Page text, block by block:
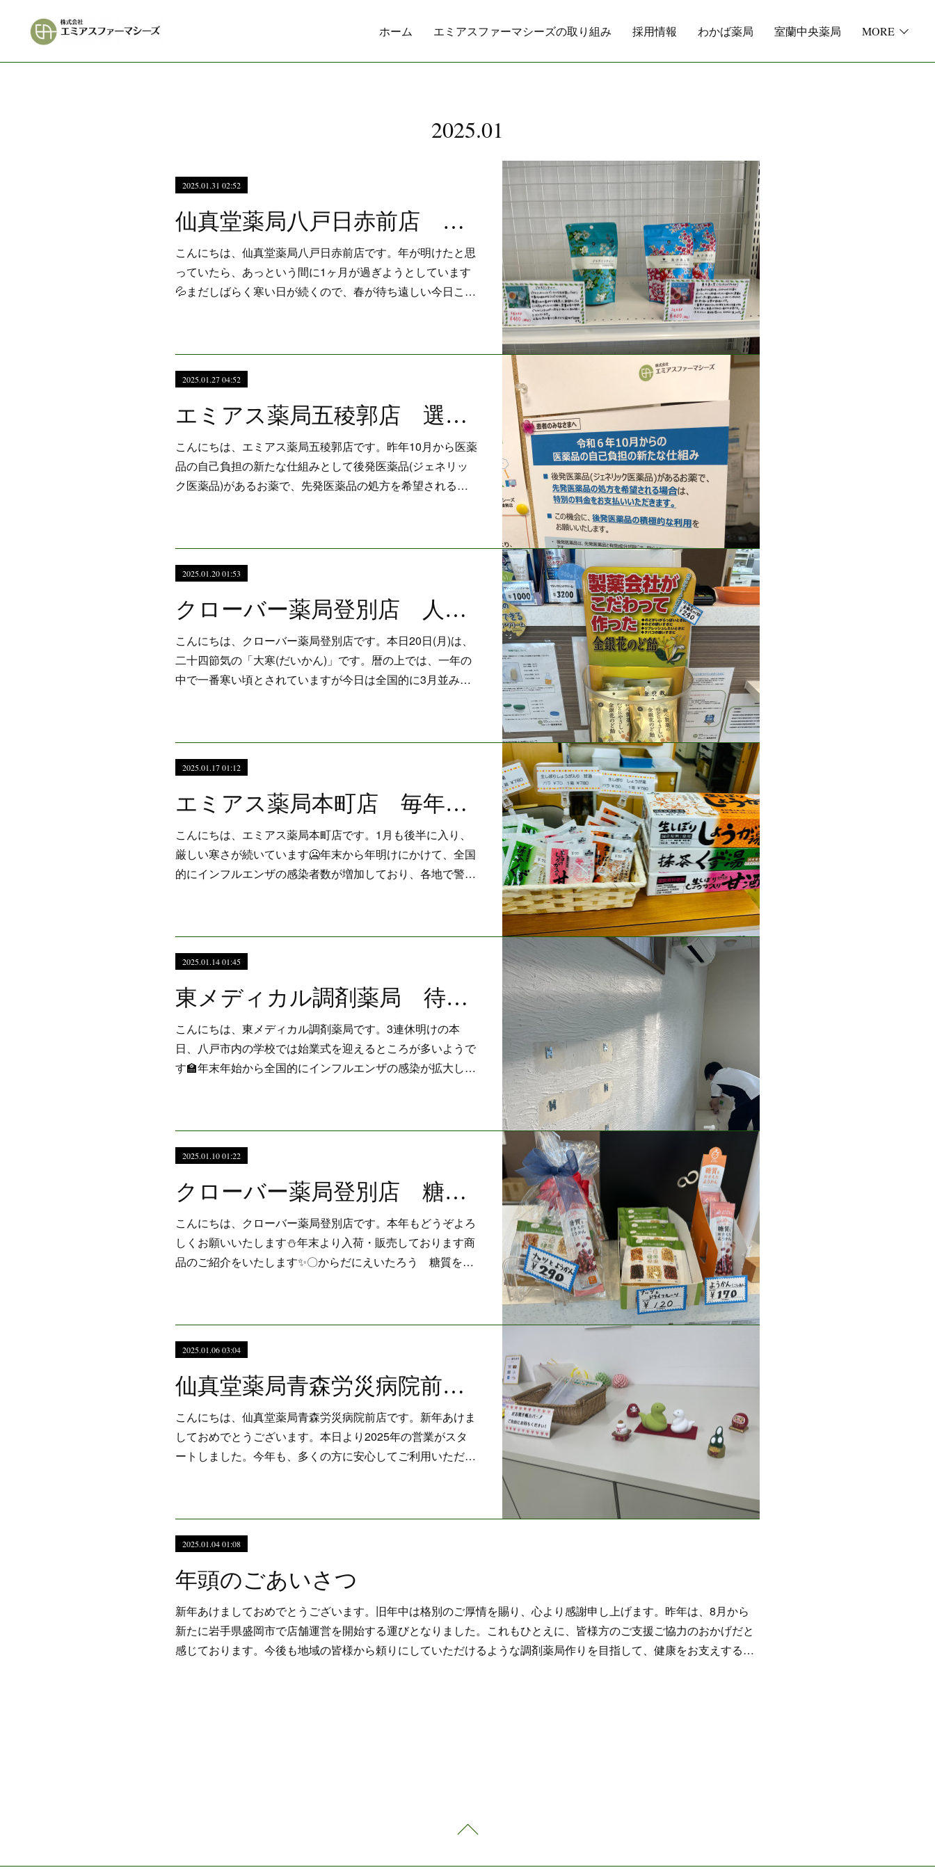
ホーム エミアスファーマシーズの取り組み 採用情報 わかば薬局 室蘭中央薬局 MORE
2025.01
2025.01.31 02:52
仙真堂薬局八戸日赤前店 自宅で台湾気分！ジャスミンティーと東方美人茶
こんにちは、仙真堂薬局八戸日赤前店です。年が明けたと思
っていたら、あっという間に1ヶ月が過ぎようとしています
💦まだしばらく寒い日が続くので、春が待ち遠しい今日こ…
2025.01.27 04:52
エミアス薬局五稜郭店 選定療養制度開始から約4ヶ月
こんにちは、エミアス薬局五稜郭店です。昨年10月から医薬
品の自己負担の新たな仕組みとして後発医薬品(ジェネリッ
ク医薬品)があるお薬で、先発医薬品の処方を希望される…
2025.01.20 01:53
クローバー薬局登別店 人気の金銀花のど飴入荷しました
こんにちは、クローバー薬局登別店です。本日20日(月)は、
二十四節気の「大寒(だいかん)」です。暦の上では、一年の
中で一番寒い頃とされていますが今日は全国的に3月並み…
2025.01.17 01:12
エミアス薬局本町店 毎年大好評！生しぼりしょうが湯販売中です
こんにちは、エミアス薬局本町店です。1月も後半に入り、
厳しい寒さが続いています🥶年末から年明けにかけて、全国
的にインフルエンザの感染者数が増加しており、各地で警…
2025.01.14 01:45
東メディカル調剤薬局 待合室の内装をDIYしてみました！
こんにちは、東メディカル調剤薬局です。3連休明けの本
日、八戸市内の学校では始業式を迎えるところが多いようで
す🏫年末年始から全国的にインフルエンザの感染が拡大し…
2025.01.10 01:22
クローバー薬局登別店 糖質50％カットようかんと食塩無添加ナッツ＆ドライフルーツ
こんにちは、クローバー薬局登別店です。本年もどうぞよろ
しくお願いいたします⛄年末より入荷・販売しております商
品のご紹介をいたします✨〇からだにえいたろう 糖質を…
2025.01.06 03:04
仙真堂薬局青森労災病院前店 2025年スタート
こんにちは、仙真堂薬局青森労災病院前店です。新年あけま
しておめでとうございます。本日より2025年の営業がスタ
ートしました。今年も、多くの方に安心してご利用いただ…
2025.01.04 01:08
年頭のごあいさつ
新年あけましておめでとうございます。旧年中は格別のご厚情を賜り、心より感謝申し上げます。昨年は、8月から
新たに岩手県盛岡市で店舗運営を開始する運びとなりました。これもひとえに、皆様方のご支援ご協力のおかげだと
感じております。今後も地域の皆様から頼りにしていただけるような調剤薬局作りを目指して、健康をお支えする…